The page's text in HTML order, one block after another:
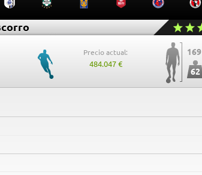
Precio actual:
484.047 €
169
62